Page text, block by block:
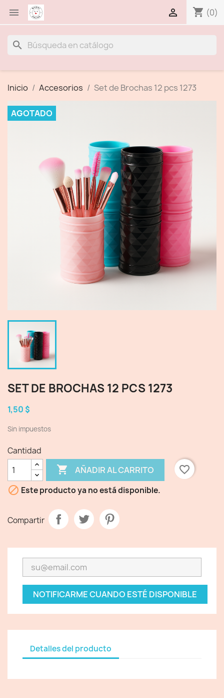
 shopping_cart (0)

search
Inicio Accesorios Set de Brochas 12 pcs 1273
AGOTADO
SET DE BROCHAS 12 PCS 1273
1,50 $
Sin impuestos
Cantidad
 AÑADIR AL CARRITO
favorite_border
 Este producto ya no está disponible.
Compartir
NOTIFICARME CUANDO ESTÉ DISPONIBLE
Detalles del producto